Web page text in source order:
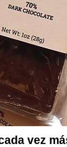
vez
la